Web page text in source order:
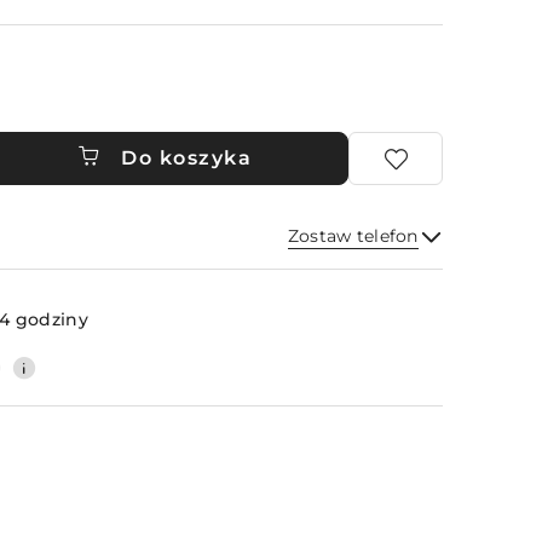
Do koszyka
Zostaw telefon
Wyślij
godziny